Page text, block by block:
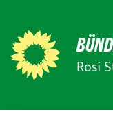
Rosi